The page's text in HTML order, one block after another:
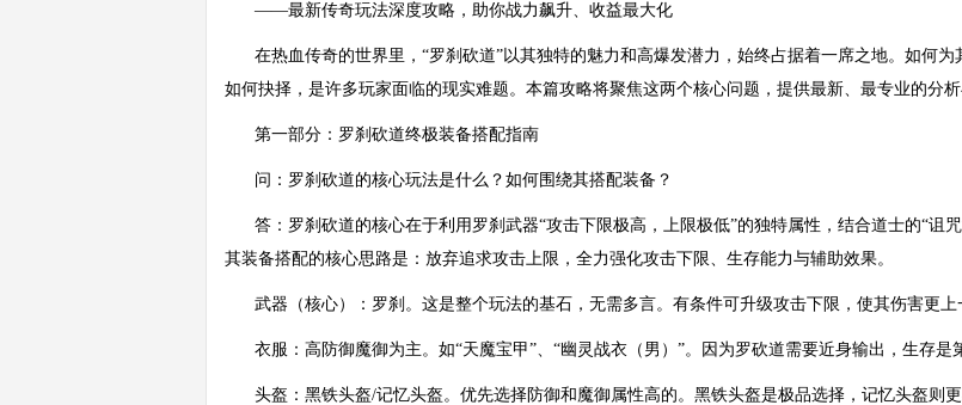
——最新传奇玩法深度攻略，助你战力飙升、收益最大化
在热血传奇的世界里，“罗刹砍道”以其独特的魅力和高爆发潜力，始终占据着一席之地。如何为
如何抉择，是许多玩家面临的现实难题。本篇攻略将聚焦这两个核心问题，提供最新、最专业的分析
第一部分：罗刹砍道终极装备搭配指南
问：罗刹砍道的核心玩法是什么？如何围绕其搭配装备？
答：罗刹砍道的核心在于利用罗刹武器“攻击下限极高，上限极低”的独特属性，结合道士的“诅
其装备搭配的核心思路是：放弃追求攻击上限，全力强化攻击下限、生存能力与辅助效果。
武器（核心）：罗刹。这是整个玩法的基石，无需多言。有条件可升级攻击下限，使其伤害更上
衣服：高防御魔御为主。如“天魔宝甲”、“幽灵战衣（男）”。因为罗砍道需要近身输出，生存是
头盔：黑铁头盔/记忆头盔。优先选择防御和魔御属性高的。黑铁头盔是极品选择，记忆头盔则更